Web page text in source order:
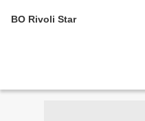
BO Rivoli Star